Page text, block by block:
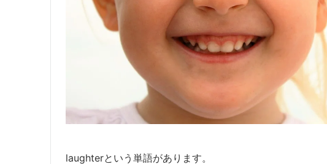
laughterという単語があります。